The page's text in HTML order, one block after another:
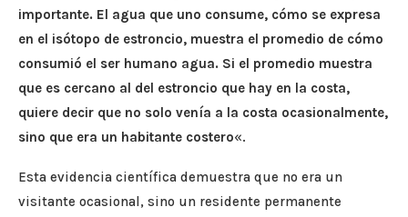
importante. El agua que uno consume, cómo se expresa
en el isótopo de estroncio, muestra el promedio de cómo
consumió el ser humano agua. Si el promedio muestra
que es cercano al del estroncio que hay en la costa,
quiere decir que no solo venía a la costa ocasionalmente,
sino que era un habitante costero«.
Esta evidencia científica demuestra que no era un
visitante ocasional, sino un residente permanente